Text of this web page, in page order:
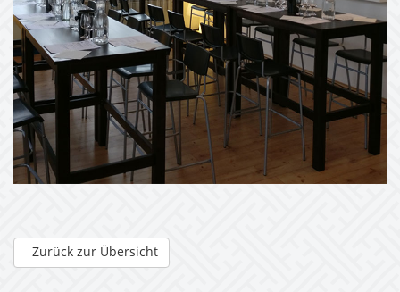
Zurück zur Übersicht